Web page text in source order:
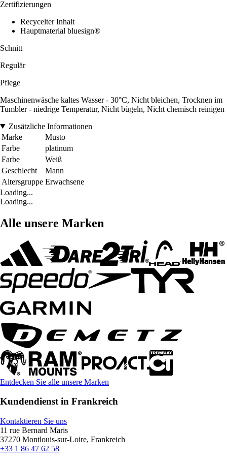
Zertifizierungen
Recycelter Inhalt
Hauptmaterial bluesign®
Schnitt
Regulär
Pflege
Maschinenwäsche kaltes Wasser - 30°C, Nicht bleichen, Trocknen im
Tumbler - niedrige Temperatur, Nicht bügeln, Nicht chemisch reinigen
Zusätzliche Informationen
Marke
Musto
Farbe
platinum
Farbe
Weiß
Geschlecht
Mann
Altersgruppe Erwachsene
Loading...
Loading...
Alle unsere Marken
Entdecken Sie alle unsere Marken
Kundendienst in Frankreich
Kontaktieren Sie uns
11 rue Bernard Maris
37270 Montlouis-sur-Loire, Frankreich
+33 1 86 47 62 58